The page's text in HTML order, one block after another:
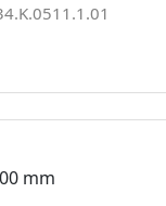
mm